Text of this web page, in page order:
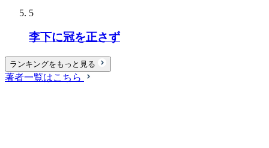
5
李下に冠を正さず
ランキングをもっと見る
著者一覧はこちら